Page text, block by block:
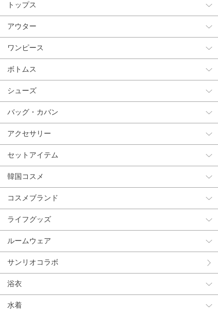
トップス
アウター
ワンピース
ボトムス
シューズ
バッグ・カバン
アクセサリー
セットアイテム
韓国コスメ
コスメブランド
ライフグッズ
ルームウェア
サンリオコラボ
浴衣
水着